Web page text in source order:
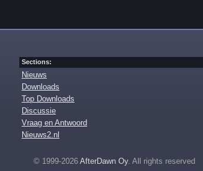
Sections:
Nieuws
Downloads
Top Downloads
Discussie
Vraag en Antwoord
Nieuws2.nl
© 1999-2026 AfterDawn Oy. All rights reserved